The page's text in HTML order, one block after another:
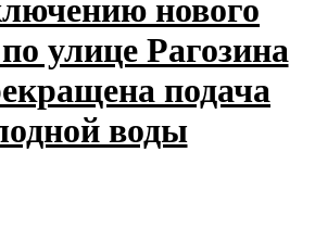
нового
улице Рагозина
подача
воды